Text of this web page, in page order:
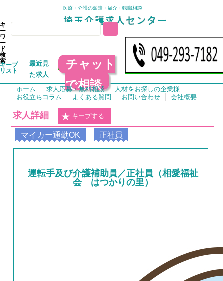
医療・介護の派遣・紹介・転職相談
キ
ー
ワ
ー
ド
検
索
キープ
リスト
最近見
た求人
チャット
で相談
ホーム 求人応募・無料相談
人材をお探しの企業様
お役立ちコラム
よくある質問 お問い合わせ 会社概要
求人詳細 キープする
マイカー通勤OK 正社員
運転手及び介護補助員／正社員（相愛福祉
会 はつかりの里）